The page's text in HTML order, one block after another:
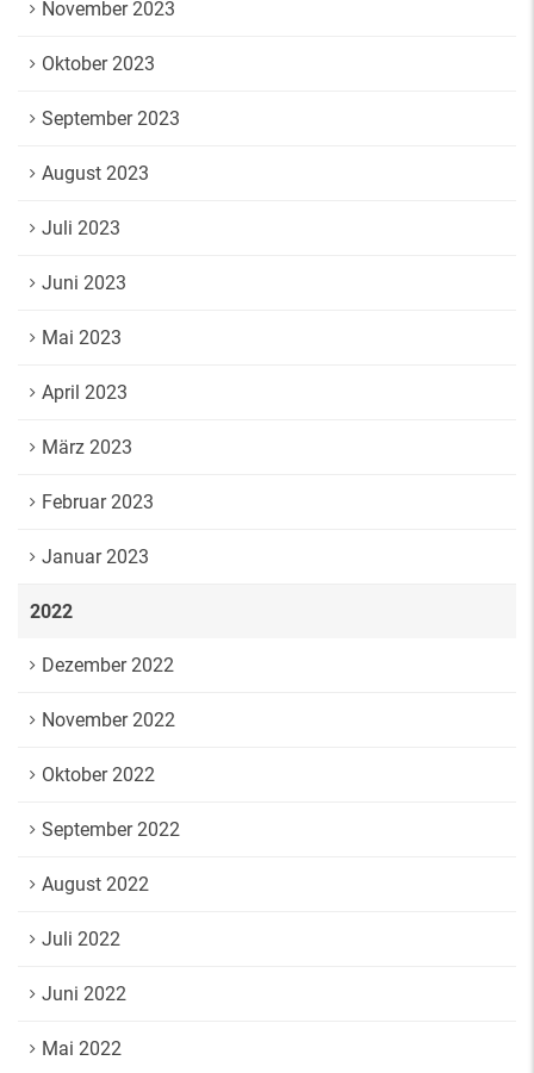
November 2023
Oktober 2023
September 2023
August 2023
Juli 2023
Juni 2023
Mai 2023
April 2023
März 2023
Februar 2023
Januar 2023
2022
Dezember 2022
November 2022
Oktober 2022
September 2022
August 2022
Juli 2022
Juni 2022
Mai 2022